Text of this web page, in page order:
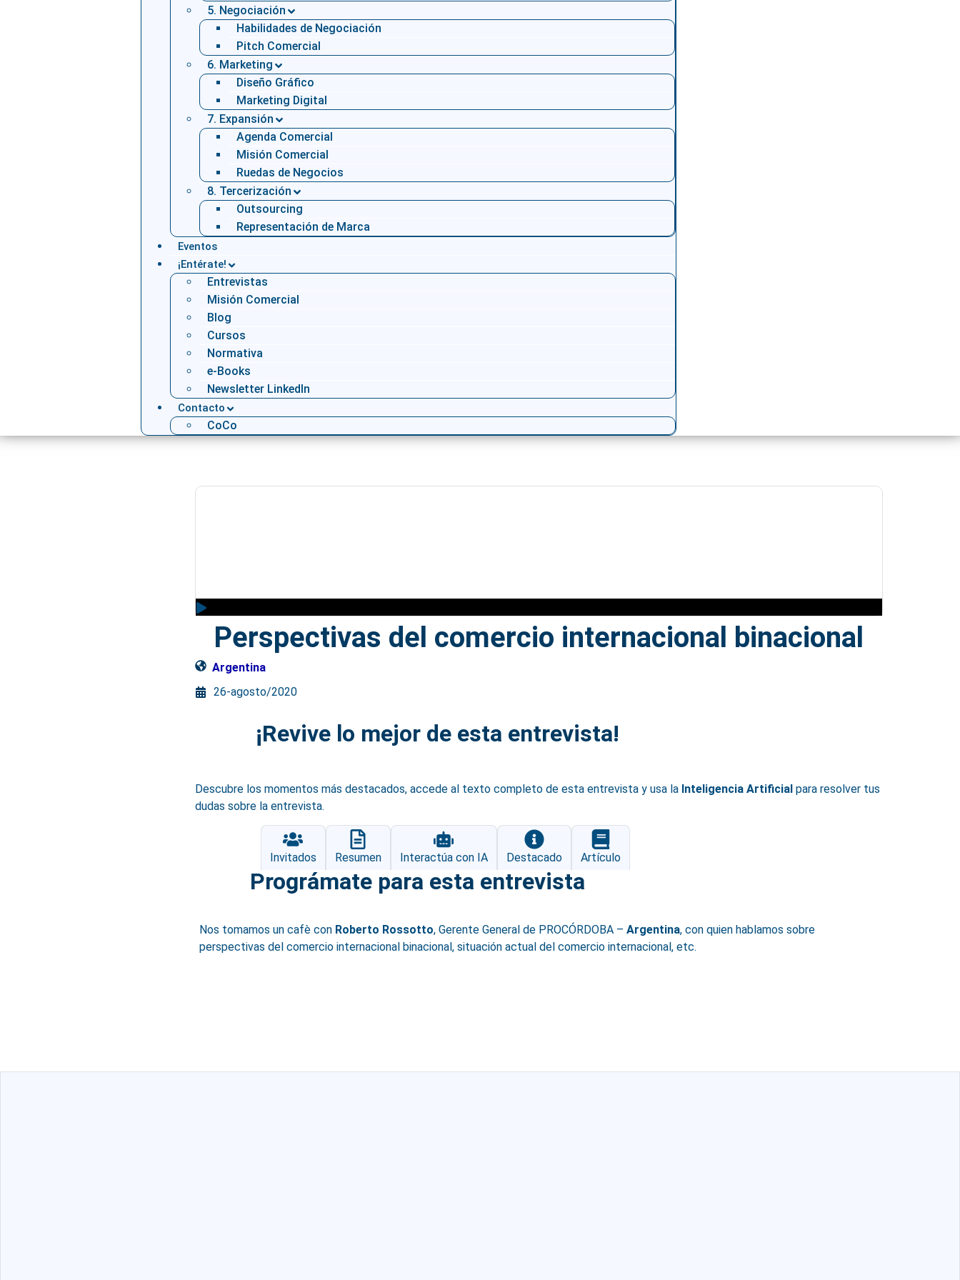
5. Negociación
Habilidades de Negociación
Pitch Comercial
6. Marketing
Diseño Gráfico
Marketing Digital
7. Expansión
Agenda Comercial
Misión Comercial
Ruedas de Negocios
8. Tercerización
Outsourcing
Representación de Marca
Eventos
¡Entérate!
Entrevistas
Misión Comercial
Blog
Cursos
Normativa
e-Books
Newsletter LinkedIn
Contacto
CoCo
Perspectivas del comercio internacional binacional
Argentina
26-agosto/2020
¡Revive lo mejor de esta entrevista!
Descubre los momentos más destacados, accede al texto completo de esta entrevista y usa la Inteligencia Artificialpara resolver tus
dudas sobre la entrevista.
Invitados Resumen Interactúa con IA Destacado Artículo
Prográmate para esta entrevista
Nos tomamos un cafè con Roberto Rossotto, Gerente General de PROCÓRDOBA – Argentina, con quien hablamos sobre
perspectivas del comercio internacional binacional, situación actual del comercio internacional, etc.